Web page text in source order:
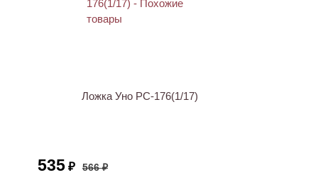
Ложка Уно PC-176(1/17)
535 ₽ 566 ₽